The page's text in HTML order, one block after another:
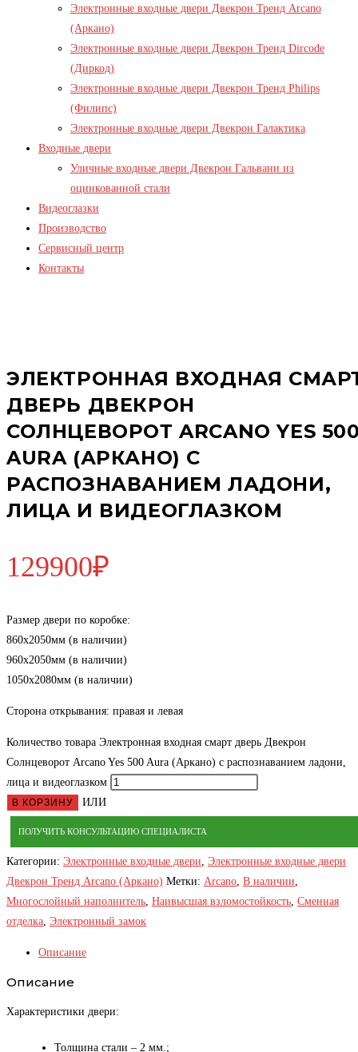
Электронные входные двери Двекрон Тренд Arcano
(Аркано)
Электронные входные двери Двекрон Тренд Dircode
(Диркод)
Электронные входные двери Двекрон Тренд Philips
(Филипс)
Электронные входные двери Двекрон Галактика
Входные двери
Уличные входные двери Двекрон Гальвани из
оцинкованной стали
Видеоглазки
Производство
Сервисный центр
Контакты
ЭЛЕКТРОННАЯ ВХОДНАЯ
ДВЕРЬ ДВЕКРОН
СОЛНЦЕВОРОТ ARCANO YES
AURA (АРКАНО) С
РАСПОЗНАВАНИЕМ ЛАДОНИ,
ЛИЦА И ВИДЕОГЛАЗКОМ
129900₽
Размер двери по коробке:
860х2050мм (в наличии)
960х2050мм (в наличии)
1050х2080мм (в наличии)
Сторона открывания: правая и левая
Количество товара Электронная входная смарт дверь Двекрон
Солнцеворот Arcano Yes 500 Aura (Аркано) с распознаванием ладони,
лица и видеоглазком
В КОРЗИНУ ИЛИ
ПОЛУЧИТЬ КОНСУЛЬТАЦИЮ СПЕЦИАЛИСТА
Категории: Электронные входные двери Электронные входные двери
Двекрон Тренд Arcano (Аркано) Метки: Arcano В наличии
Многослойный наполнитель Наивысшая взломостойкость Сменная
отделка Электронный замок
Описание
Описание
Характеристики двери:
Толщина стали – 2 мм.;